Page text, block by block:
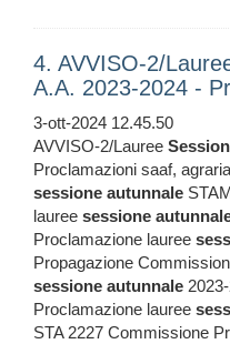
4. AVVISO-2/
A.A. 2023-2024 -
3-ott-2024 12.45.50
AVVISO-2/Lauree
Proclamazioni saaf,
sessione autunnale
lauree sessione
Proclamazione lauree
Propagazione
sessione autunnale
Proclamazione lauree
STA 2227 Commissione